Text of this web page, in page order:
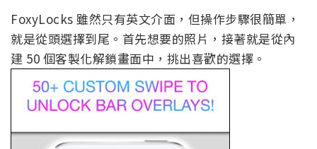
FoxyLocks 雖然只有英文介面，但操作步驟很簡單，
就是從頭選擇到尾。首先想要的照片，接著就是從內
建 50 個客製化解鎖畫面中，挑出喜歡的選擇。